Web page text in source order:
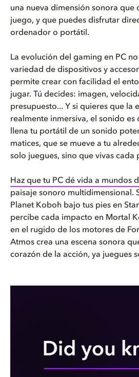
Sube de nivel con Dolby
una nueva dimensión sonora que
juego, y que puedes disfrutar
ordenador o portátil.
La evolución del gaming en PC
variedad de dispositivos y
permite crear con facilidad el
jugar. Tú decides: imagen,
presupuesto... Y si quieres que la
realmente inmersiva, el sonido es
llena tu portátil de un sonido
matices, que se mueve a tu
solo juegues, sino que vivas cada
Haz que tu PC dé vida a mundos
paisaje sonoro multidimensional.
Planet Koboh bajo tus pies en
percibe cada impacto en Mortal
en el rugido de los motores de
Atmos crea una escena sonora
corazón de la acción, ya juegues